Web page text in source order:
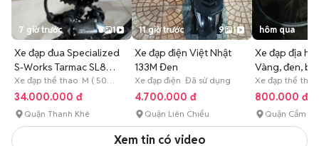
7 giờ trước 8 1
Xe đạp đua Specialized
S-Works Tarmac SL8
Carbon
Xe đạp thể thao M ( 50
cm) Đã sử dụng
34.000.000 đ
Quận Thanh Khê
11 giờ trước 9 1
Xe đạp điện Việt Nhật
133M Đen
Xe đạp điện Đã sử dụng
4.700.000 đ
Quận Liên Chiểu
hôm qua
Xe đạp địa
Vàng, đen,
Xe đạp thể
800.000 đ
Quận Cẩm Lệ
Xem tin có video